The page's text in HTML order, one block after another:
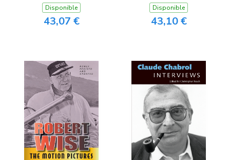
Disponible
43,07 €
Disponible
43,10 €